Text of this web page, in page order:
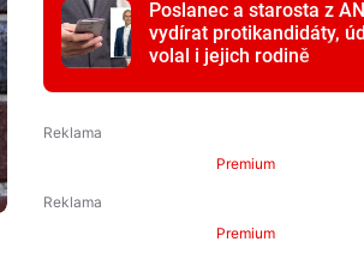
Poslanec a starosta z
vydírat protikandidáty,
volal i jejich rodině
Premium
Premium